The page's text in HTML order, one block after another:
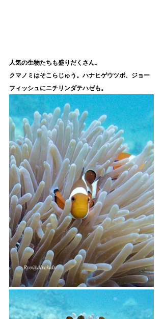
人気の生物たちも盛りだくさん。
クマノミはそこらじゅう。ハナヒゲウツボ、ジョー
フィッシュにニチリンダテハゼも。